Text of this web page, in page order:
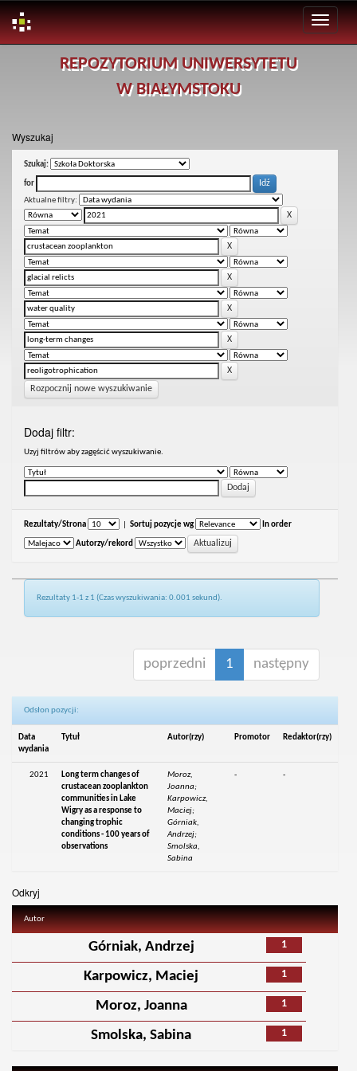
REPOZYTORIUM UNIWERSYTETU
W BIAŁYMSTOKU
Wyszukaj
Szukaj:
for
Aktualne filtry:
Rozpocznij nowe wyszukiwanie
Dodaj filtr:
Uzyj filtrów aby zagęścić wyszukiwanie.
Rezultaty/Strona Sortuj pozycje wg In order
Autorzy/rekord
Rezultaty 1-1 z 1 (Czas wyszukiwania: 0.001 sekund).
poprzedni 1 następny
Odsłon pozycji:
Data
wydania
Tytuł Autor(rzy) Promotor Redaktor(rzy)
2021
Long term changes of
crustacean zooplankton
communities in Lake
Wigry as a response to
changing trophic
conditions - 100 years of
observations
Moroz,
Joanna;
Karpowicz,
Maciej;
Górniak,
Andrzej;
Smolska,
Sabina
- -
Odkryj
Autor
1
Górniak, Andrzej
1
Karpowicz, Maciej
1
Moroz, Joanna
1
Smolska, Sabina